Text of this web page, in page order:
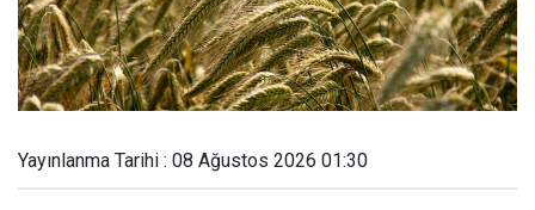
Yayınlanma Tarihi : 08 Ağustos 2026 01:30